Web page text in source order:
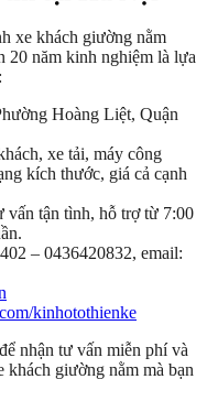
xe khách giường nằm
20 năm kinh nghiệm là lựa
Hoàng Liệt, Quận
xe tải, máy công
kích thước, giá cả cạnh
vấn tận tình, hỗ trợ từ 7:00
– 0436420832, email:
kinhotothienke
nhận tư vấn miễn phí và
khách giường nằm mà bạn